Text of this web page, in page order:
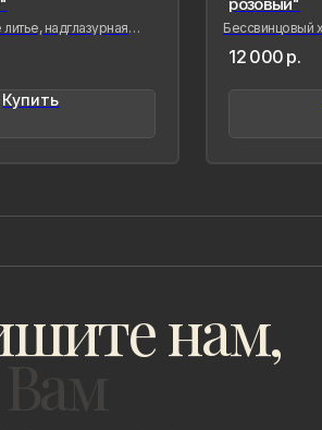
надглазурная
Бессвинцовый
лепка и роспись
12 000р.
нам,